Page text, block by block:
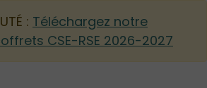
: Téléchargez notre
CSE-RSE 2026-2027